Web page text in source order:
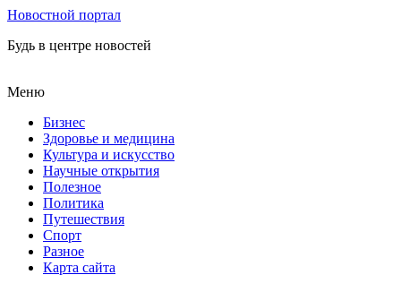
Новостной портал
Будь в центре новостей
Меню
Бизнес
Здоровье и медицина
Культура и искусство
Научные открытия
Полезное
Политика
Путешествия
Спорт
Разное
Карта сайта